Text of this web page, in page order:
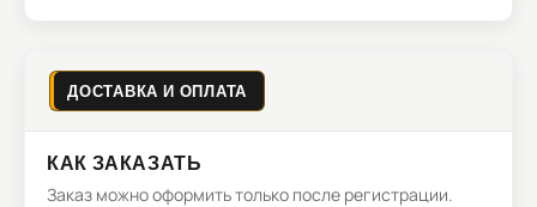
ДОСТАВКА И ОПЛАТА
КАК ЗАКАЗАТЬ
Заказ можно оформить только после регистрации.